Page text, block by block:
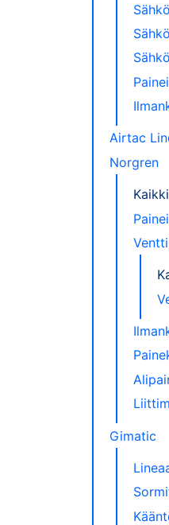
Airtac
Norgren
Gimatic